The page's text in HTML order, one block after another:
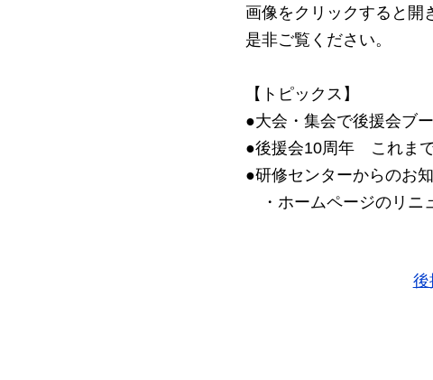
画像をクリックすると開
是非ご覧ください。
【トピックス】
●大会・集会で後援会ブ
●後援会10周年 これま
●研修センターからのお
・ホームページのリニ
後